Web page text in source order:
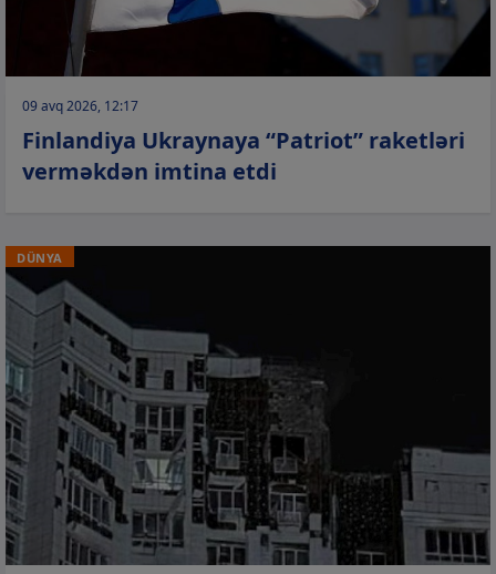
09 avq 2026, 12:17
Finlandiya Ukraynaya “Patriot” raketləri
verməkdən imtina etdi
DÜNYA